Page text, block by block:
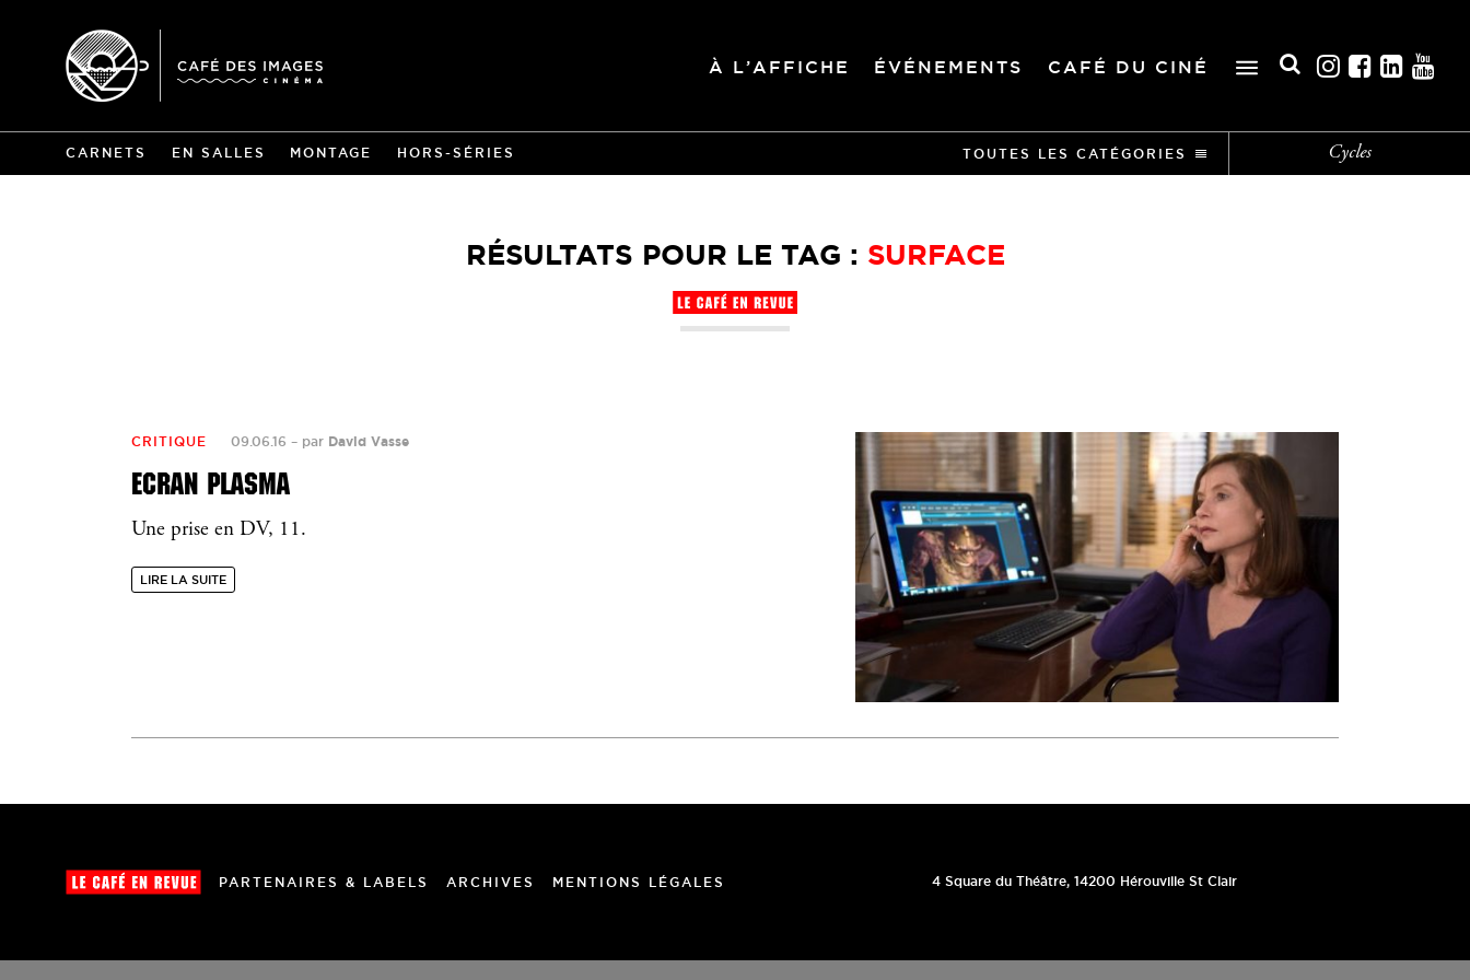
À L’AFFICHE ÉVÉNEMENTS CAFÉ DU CINÉ
CARNETS EN SALLES MONTAGE HORS-SÉRIES TOUTES LES CATÉGORIES Cycles
RÉSULTATS POUR LE TAG : SURFACE
CRITIQUE 09.06.16 – par David Vasse
ECRAN PLASMA
Une prise en DV, 11.
LIRE LA SUITE
PARTENAIRES & LABELS ARCHIVES MENTIONS LÉGALES 4 Square du Théâtre, 14200 Hérouville St Clair